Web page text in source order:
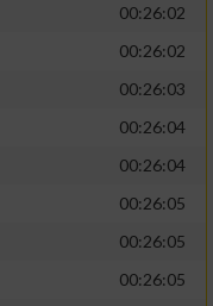
00:26:02
00:26:02
00:26:03
00:26:04
00:26:04
00:26:05
00:26:05
00:26:05